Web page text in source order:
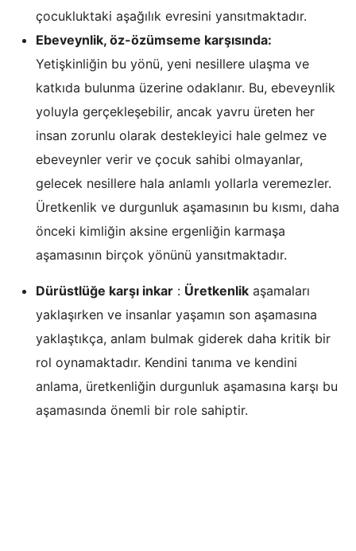
çocukluktaki aşağılık evresini yansıtmaktadır.
Ebeveynlik, öz-özümseme karşısında:
Yetişkinliğin bu yönü, yeni nesillere ulaşma ve
katkıda bulunma üzerine odaklanır. Bu, ebeveynlik
yoluyla gerçekleşebilir, ancak yavru üreten her
insan zorunlu olarak destekleyici hale gelmez ve
ebeveynler verir ve çocuk sahibi olmayanlar,
gelecek nesillere hala anlamlı yollarla veremezler.
Üretkenlik ve durgunluk aşamasının bu kısmı, daha
önceki kimliğin aksine ergenliğin karmaşa
aşamasının birçok yönünü yansıtmaktadır.
Dürüstlüğe karşı inkar : Üretkenlik aşamaları
yaklaşırken ve insanlar yaşamın son aşamasına
yaklaştıkça, anlam bulmak giderek daha kritik bir
rol oynamaktadır. Kendini tanıma ve kendini
anlama, üretkenliğin durgunluk aşamasına karşı bu
aşamasında önemli bir role sahiptir.